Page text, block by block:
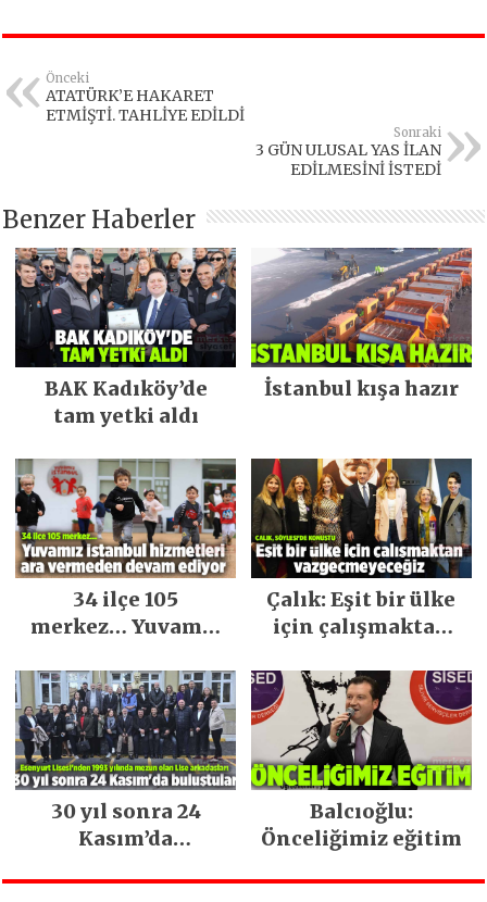
Önceki
ATATÜRK’E HAKARET
ETMİŞTİ. TAHLİYE EDİLDİ
Sonraki
3 GÜN ULUSAL YAS İLAN
EDİLMESİNİ İSTEDİ
Benzer Haberler
BAK Kadıköy’de
tam yetki aldı
İstanbul kışa hazır
34 ilçe 105
merkez… Yuvamız
ara vermeden
devam ediyor
Çalık: Eşit bir ülke
için çalışmaktan
30 yıl sonra 24
Kasım’da
Balcıoğlu:
Önceliğimiz eğitim